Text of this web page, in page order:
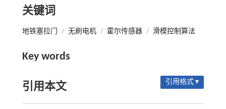
关键词
地铁塞拉门 / 无刷电机 / 霍尔传感器 / 滑模控制算法
Key words
引用本文 引用格式 ▾